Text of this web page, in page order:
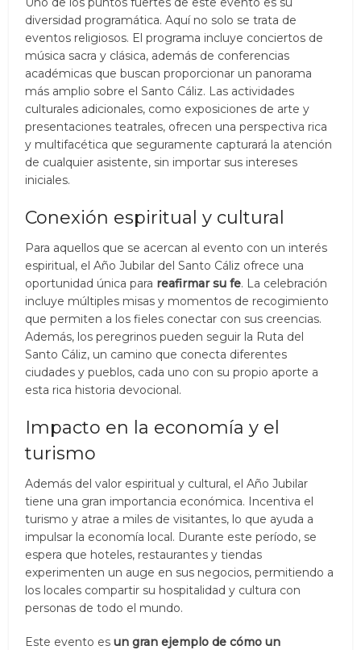
diversidad programática. Aquí no solo se trata de
eventos religiosos. El programa incluye conciertos de
música sacra y clásica, además de conferencias
académicas que buscan proporcionar un panorama
más amplio sobre el Santo Cáliz. Las actividades
culturales adicionales, como exposiciones de arte y
presentaciones teatrales, ofrecen una perspectiva rica
y multifacética que seguramente capturará la atención
de cualquier asistente, sin importar sus intereses
iniciales.
Conexión espiritual y cultural
Para aquellos que se acercan al evento con un interés
espiritual, el Año Jubilar del Santo Cáliz ofrece una
oportunidad única para reafirmar su fe. La celebración
incluye múltiples misas y momentos de recogimiento
que permiten a los fieles conectar con sus creencias.
Además, los peregrinos pueden seguir la Ruta del
Santo Cáliz, un camino que conecta diferentes
ciudades y pueblos, cada uno con su propio aporte a
esta rica historia devocional.
Impacto en la economía y el
turismo
Además del valor espiritual y cultural, el Año Jubilar
tiene una gran importancia económica. Incentiva el
turismo y atrae a miles de visitantes, lo que ayuda a
impulsar la economía local. Durante este período, se
espera que hoteles, restaurantes y tiendas
experimenten un auge en sus negocios, permitiendo a
los locales compartir su hospitalidad y cultura con
personas de todo el mundo.
Este evento esun gran ejemplo de cómo un